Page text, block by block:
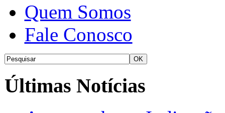
Quem Somos
Fale Conosco
Últimas Notícias